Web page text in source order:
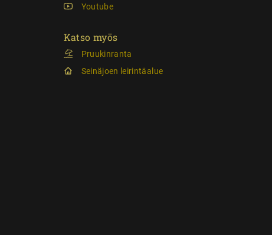
Youtube
Katso myös
Pruukinranta
Seinäjoen leirintäalue